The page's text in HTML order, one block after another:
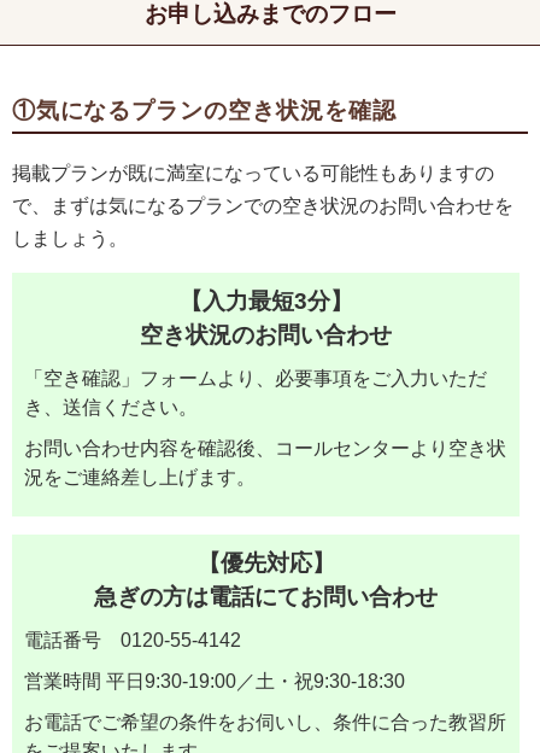
お申し込みまでのフロー
①気になるプランの空き状況を確認
掲載プランが既に満室になっている可能性もありますの
で、まずは気になるプランでの空き状況のお問い合わせを
しましょう。
【入力最短3分】
空き状況のお問い合わせ
「空き確認」フォームより、必要事項をご入力いただ
き、送信ください。
お問い合わせ内容を確認後、コールセンターより空き状
況をご連絡差し上げます。
【優先対応】
急ぎの方は電話にてお問い合わせ
電話番号 0120-55-4142
営業時間 平日9:30-19:00／土・祝9:30-18:30
お電話でご希望の条件をお伺いし、条件に合った教習所